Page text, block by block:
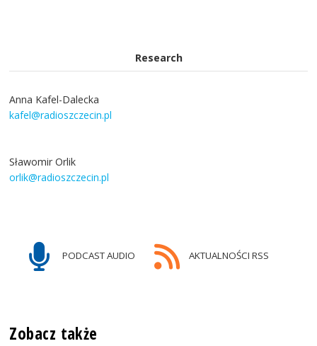
Research
Anna Kafel-Dalecka
kafel@radioszczecin.pl
Sławomir Orlik
orlik@radioszczecin.pl
PODCAST AUDIO AKTUALNOŚCI RSS
Zobacz także